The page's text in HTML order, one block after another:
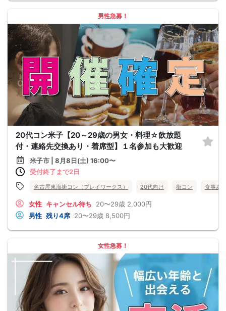
男性急募！
20代コン米子【20～29歳の男女・料理☆飲放題
付・連絡先交換あり・着席型】１名参加も大歓迎
米子市 | 8月8日(土) 16:00〜
受付終了まで2日
名古屋東海街コン（プレイワークス） 20代向け 街コン 食事あ
女性 キャンセル待ち 20〜29歳 2,000円
男性 残り4席 20〜29歳 8,500円
女性急募！